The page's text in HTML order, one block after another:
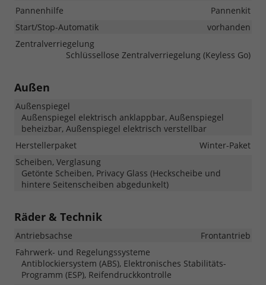
Pannenhilfe
Pannenkit
Start/Stop-Automatik
vorhanden
Zentralverriegelung
Schlüssellose Zentralverriegelung (Keyless Go)
Außen
Außenspiegel
Außenspiegel elektrisch anklappbar, Außenspiegel
beheizbar, Außenspiegel elektrisch verstellbar
Herstellerpaket
Winter-Paket
Scheiben, Verglasung
Getönte Scheiben, Privacy Glass (Heckscheibe und
hintere Seitenscheiben abgedunkelt)
Räder & Technik
Antriebsachse
Frontantrieb
Fahrwerk- und Regelungssysteme
Antiblockiersystem (ABS), Elektronisches Stabilitäts-
Programm (ESP), Reifendruckkontrolle